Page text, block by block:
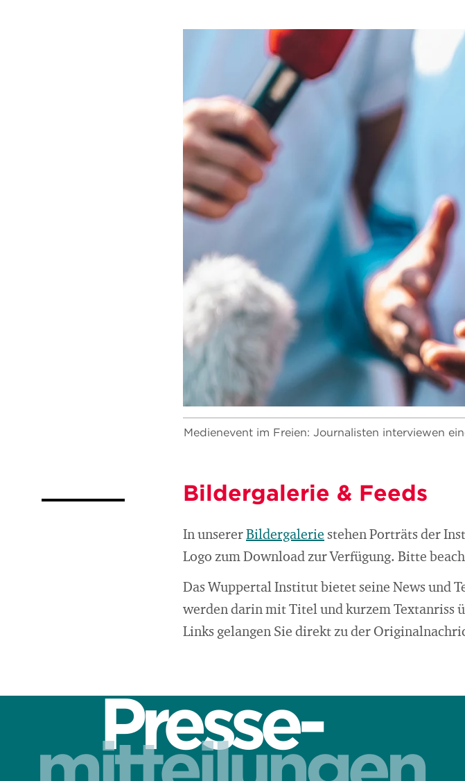
Medienevent im Freien: Journalisten interviewen
Bildergalerie & Feeds
In unserer Bildergalerie stehen Porträts der
Logo zum Download zur Verfügung. Bitte
Das Wuppertal Institut bietet seine News und
werden darin mit Titel und kurzem Textanriss
Links gelangen Sie direkt zu der
Presse-